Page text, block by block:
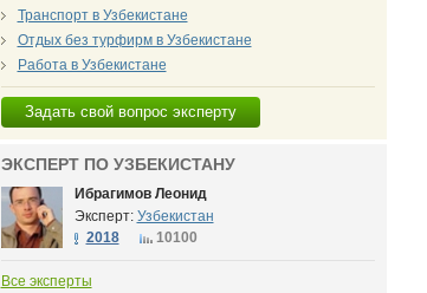
Транспорт в Узбекистане
Отдых без турфирм в Узбекистане
Работа в Узбекистане
Задать свой вопрос эксперту
ЭКСПЕРТ ПО УЗБЕКИСТАНУ
Ибрагимов Леонид
Эксперт: Узбекистан
2018
10100
Все эксперты